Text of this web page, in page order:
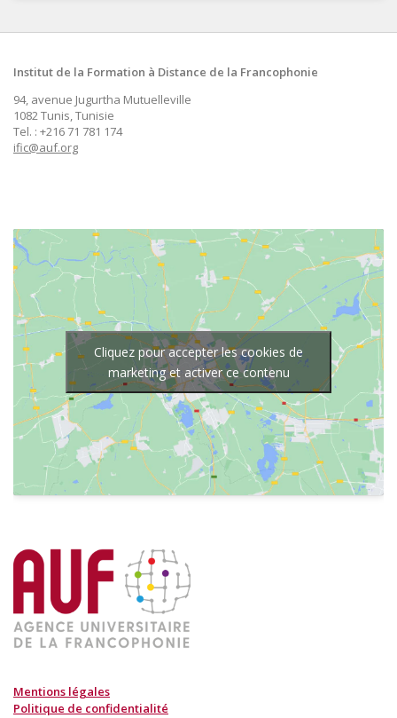
Institut de la Formation à Distance de la Francophonie
94, avenue Jugurtha Mutuelleville
1082 Tunis, Tunisie
Tel. : +216 71 781 174
ific@auf.org
Cliquez pour accepter les cookies de
marketing et activer ce contenu
Mentions légales
Politique de confidentialité